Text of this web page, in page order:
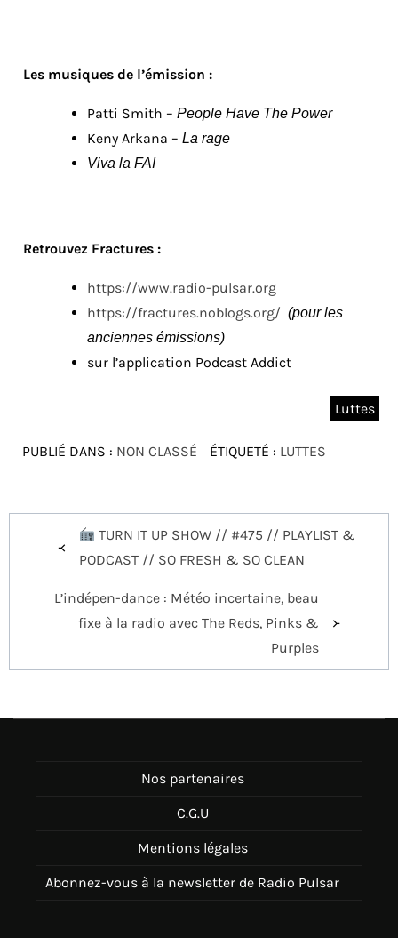
Les musiques de l’émission :
Patti Smith – People Have The Power
Keny Arkana – La rage
Viva la FAI
Retrouvez Fractures :
https://www.radio-pulsar.org
https://fractures.noblogs.org/ (pour les
anciennes émissions)
sur l’application Podcast Addict
Luttes
PUBLIÉ DANS : NON CLASSÉ ÉTIQUETÉ : LUTTES
NavigationTURN IT UP SHOW // #475 // PLAYLIST &
PODCAST // SO FRESH & SO CLEAN
L’indépen-dance : Météo incertaine, beau
fixe à la radio avec The Reds, Pinks &
Purples
Nos partenaires
C.G.U
Mentions légales
Abonnez-vous à la newsletter de Radio Pulsar